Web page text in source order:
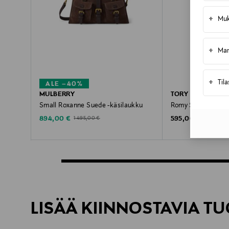
+
+
+
ALE –40%
MULBERRY
Small Roxanne Suede -käsilaukku
Discounted Price
894,00 € Original Price
1 495,00 €
TORY BURCH
Romy Suede Hobo
Original Price
595,00 €
LISÄÄ KIINNOSTAVIA